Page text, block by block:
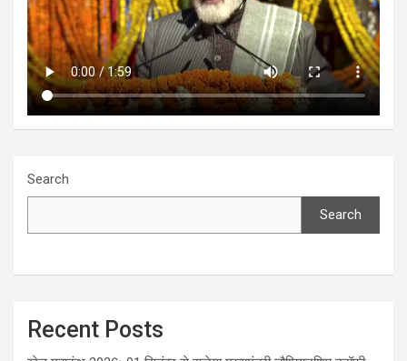
Search
Search
Recent Posts